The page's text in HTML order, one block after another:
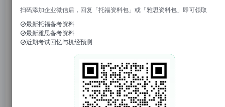
官网：tuonidefu.com.cn
总体
扫码添加企业微信后，回复「托福资料包」或「雅思资料包」即可领取
最新托福备考资料
最新雅思备考资料
近期考试回忆与机经预测